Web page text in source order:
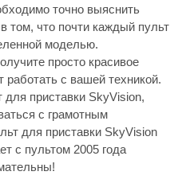
точно выяснить
том, что почти каждый пульт
моделью.
просто красивое
работать с вашей техникой.
для приставки SkyVision,
с грамотным
для приставки SkyVision
с пультом 2005 года